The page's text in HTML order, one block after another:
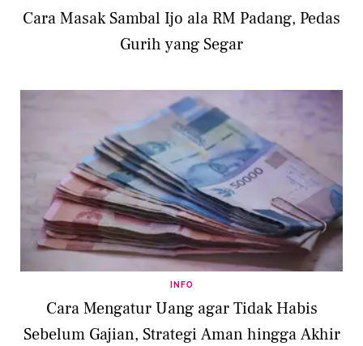
Cara Masak Sambal Ijo ala RM Padang, Pedas
Gurih yang Segar
INFO
Cara Mengatur Uang agar Tidak Habis
Sebelum Gajian, Strategi Aman hingga Akhir